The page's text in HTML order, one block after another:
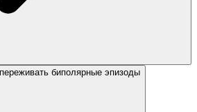
биполярные эпизоды